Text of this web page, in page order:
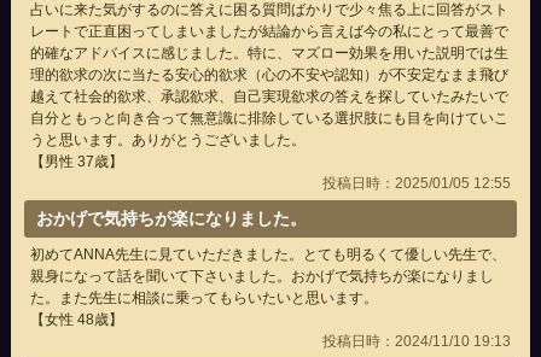
占いに来た気がするのに答えに困る質問ばかりで少々焦る上に回答がスト
レートで正直困ってしまいましたが結論から言えば今の私にとって最善で
的確なアドバイスに感じました。特に、マズロー効果を用いた説明では生
理的欲求の次に当たる安心的欲求（心の不安や認知）が不安定なまま飛び
越えて社会的欲求、承認欲求、自己実現欲求の答えを探していたみたいで
自分ともっと向き合って無意識に排除している選択肢にも目を向けていこ
うと思います。ありがとうございました。
【男性 37歳】
投稿日時：2025/01/05 12:55
おかげで気持ちが楽になりました。
初めてANNA先生に見ていただきました。とても明るくて優しい先生で、
親身になって話を聞いて下さいました。おかげで気持ちが楽になりまし
た。また先生に相談に乗ってもらいたいと思います。
【女性 48歳】
投稿日時：2024/11/10 19:13